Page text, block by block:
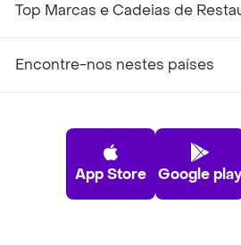
Top Marcas e Cadeias de
Encontre-nos nestes países
App Store Google play